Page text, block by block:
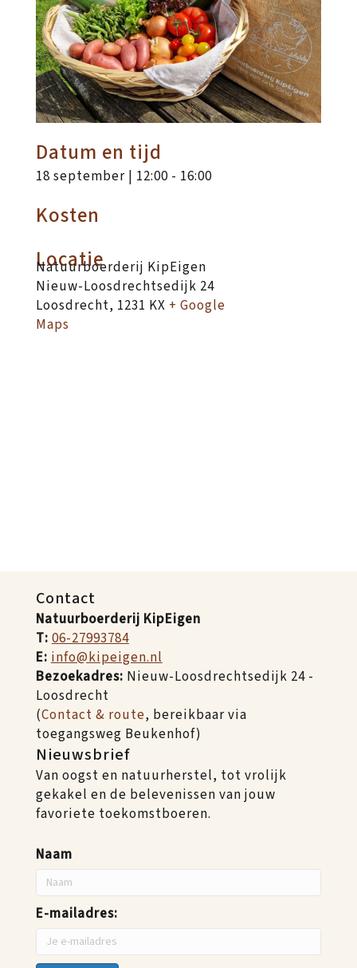
Datum en tijd
18 september | 12:00- 16:00
Kosten
Locatie
Natuurboerderij KipEigen
Nieuw-Loosdrechtsedijk 24
Loosdrecht, 1231 KX + Google
Maps
Contact
Natuurboerderij KipEigen
T:06-27993784
E:info@kipeigen.nl
Bezoekadres: Nieuw-Loosdrechtsedijk 24 -
Loosdrecht
(Contact & route, bereikbaar via
toegangsweg Beukenhof)
Nieuwsbrief
Van oogst en natuurherstel, tot vrolijk
gekakel en de belevenissen van jouw
favoriete toekomstboeren.
Naam
E-mailadres: